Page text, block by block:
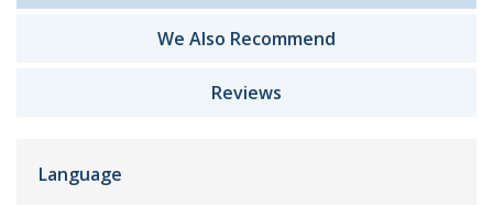
We Also Recommend
Reviews
Language